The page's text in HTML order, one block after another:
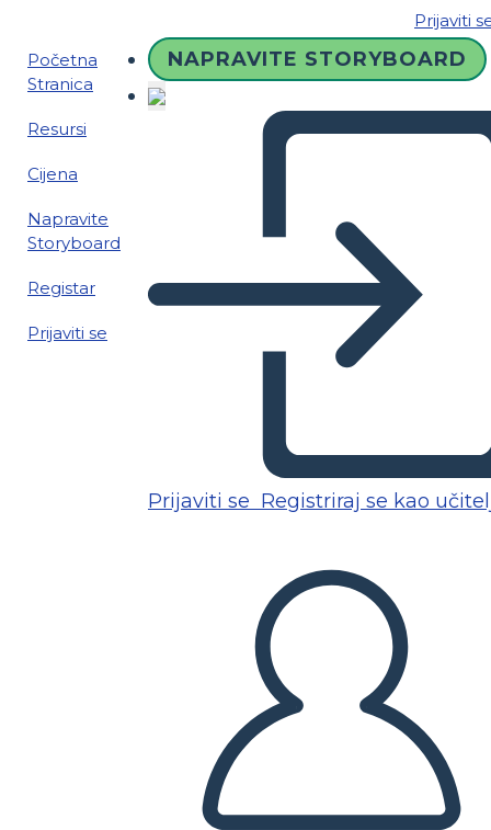
Prijaviti
Početna
Stranica
Resursi
Cijena
Napravite
Storyboard
Registar
Prijaviti se
NAPRAVITE STORYBOARD
Prijaviti se Registriraj se kao